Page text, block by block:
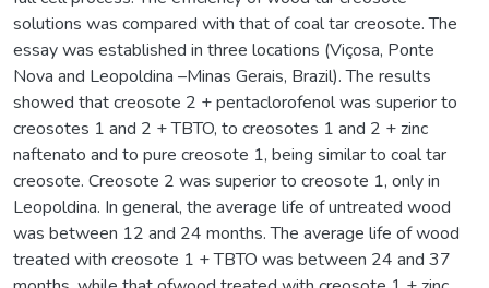
solutions was compared with that of coal tar creosote. The
essay was established in three locations (Viçosa, Ponte
Nova and Leopoldina –Minas Gerais, Brazil). The results
showed that creosote 2 + pentaclorofenol was superior to
creosotes 1 and 2 + TBTO, to creosotes 1 and 2 + zinc
naftenato and to pure creosote 1, being similar to coal tar
creosote. Creosote 2 was superior to creosote 1, only in
Leopoldina. In general, the average life of untreated wood
was between 12 and 24 months. The average life of wood
treated with creosote 1 + TBTO was between 24 and 37